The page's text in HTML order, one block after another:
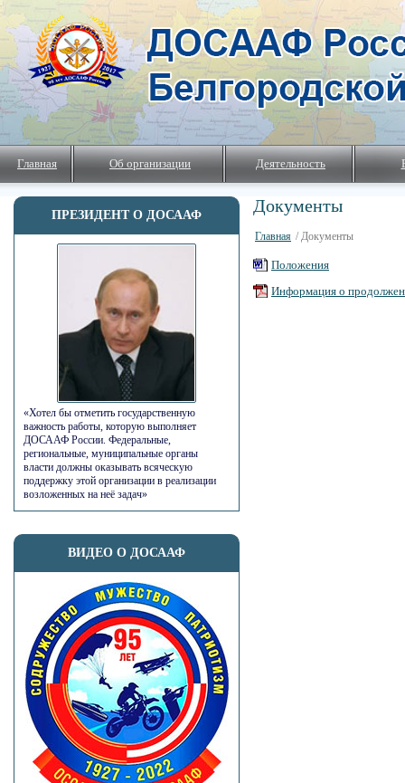
Главная Об организации Деятельность
ПРЕЗИДЕНТ О ДОСААФ
«Хотел бы отметить государственную
важность работы, которую выполняет
ДОСААФ России. Федеральные,
региональные, муниципальные органы
власти должны оказывать всяческую
поддержку этой организации в реализации
возложенных на неё задач»
ВИДЕО О ДОСААФ
Документы
Главная / Документы
Положения
Информация о